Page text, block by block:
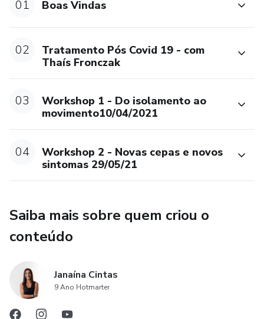
01 Boas Vindas
02
Tratamento Pós Covid 19 - com
Thaís Fronczak
03
Workshop 1 - Do isolamento ao
movimento10/04/2021
04
Workshop 2 - Novas cepas e novos
sintomas 29/05/21
Saiba mais sobre quem criou o
conteúdo
Janaína Cintas
9 Ano Hotmarter